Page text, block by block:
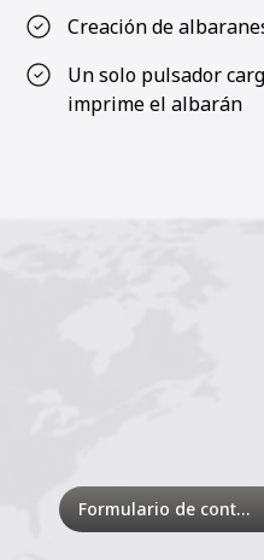
Creación de
Un solo pulsador
imprime el albarán
Formulario de contacto